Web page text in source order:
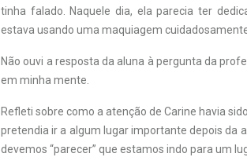
tinha falado. Naquele dia, ela parecia ter
estava usando uma maquiagem
Não ouvi a resposta da aluna à pergunta da
em minha mente.
Refleti sobre como a atenção de Carine havia
pretendia ir a algum lugar importante depois da
devemos “parecer” que estamos indo para um